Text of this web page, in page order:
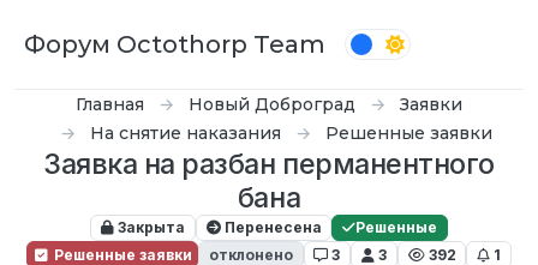
Форум Octothorp Team
Главная Новый Доброград
Заявки
На снятие наказания
Решенные заявки
Заявка на разбан перманентного
бана
Закрыта Перенесена
Решенные
Решенные заявки
отклонено 3 3 392 1